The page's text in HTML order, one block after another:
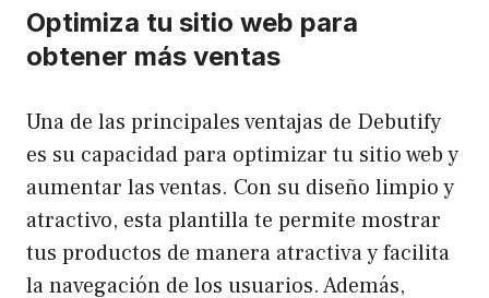
Optimiza tu sitio web para
obtener más ventas
Una de las principales ventajas de Debutify
es su capacidad para optimizar tu sitio web y
aumentar las ventas. Con su diseño limpio y
atractivo, esta plantilla te permite mostrar
tus productos de manera atractiva y facilita
la navegación de los usuarios. Además,